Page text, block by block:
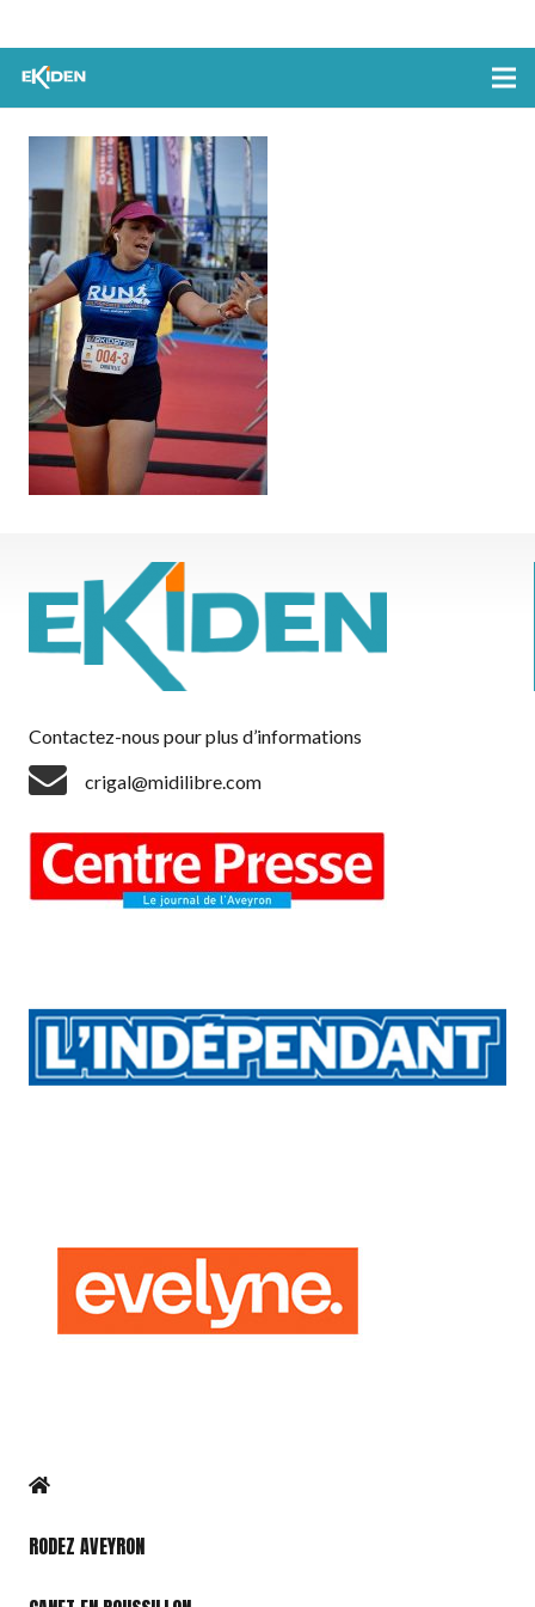
Contactez-nous pour plus d’informations
crigal@midilibre.com
RODEZ AVEYRON